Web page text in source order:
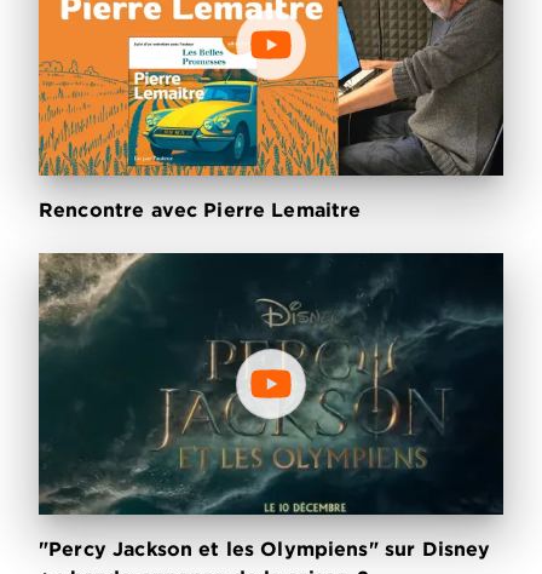
Rencontre avec Pierre Lemaitre
"Percy Jackson et les Olympiens" sur Disney